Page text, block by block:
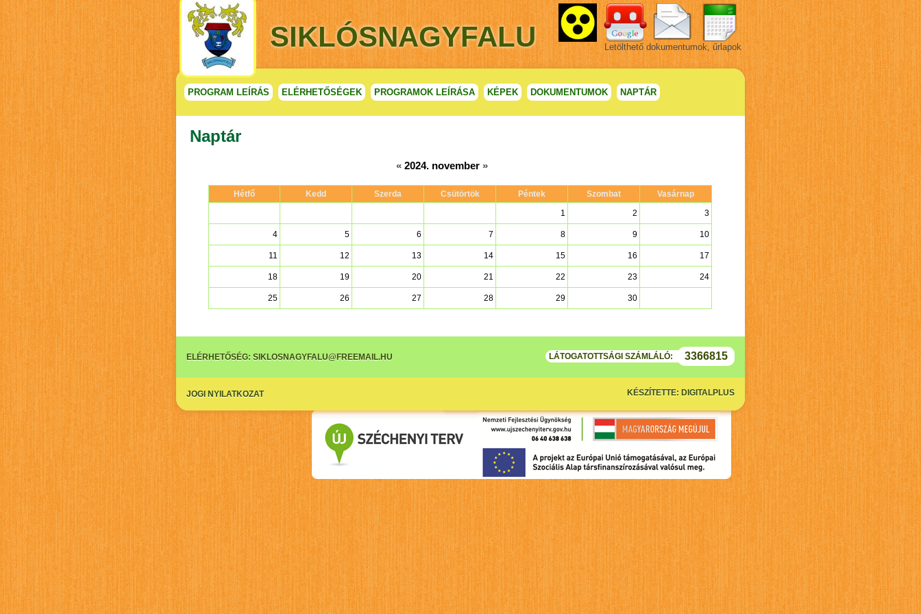
SIKLÓSNAGYFALU Letölthető dokumentumok, űrlapok
PROGRAM LEÍRÁS ELÉRHETŐSÉGEK PROGRAMOK LEÍRÁSA KÉPEK DOKUMENTUMOK NAPTÁR
Naptár
«2024. november »
Hétfő Kedd Szerda Csütörtök Péntek Szombat
Vasárnap
1
2 3
4 5 6 7 8 9 10
11 12 13 14 15 16 17
18 19 20 21 22 23 24
25 26 27 28 29 30
ELÉRHETŐSÉG: SIKLOSNAGYFALU@FREEMAIL.HU 3366815
LÁTOGATOTTSÁGI SZÁMLÁLÓ:
JOGI NYILATKOZAT KÉSZÍTETTE: DIGITALPLUS